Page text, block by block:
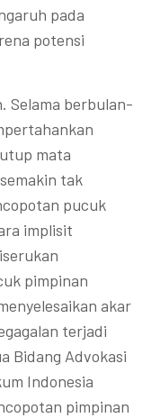
pada
potensi
Selama berbulan-
mata
tak
pucuk
implisit
pimpinan
akar
terjadi
Bidang Advokasi
Indonesia
pimpinan